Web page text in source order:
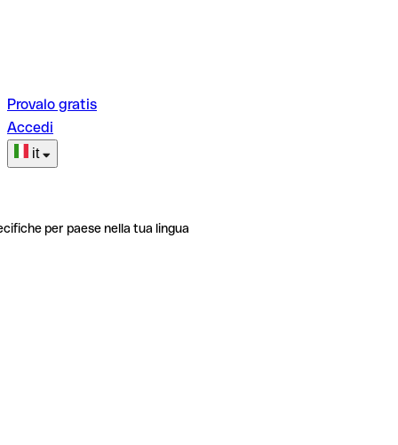
Provalo gratis
Accedi
it
per paese nella tua lingua